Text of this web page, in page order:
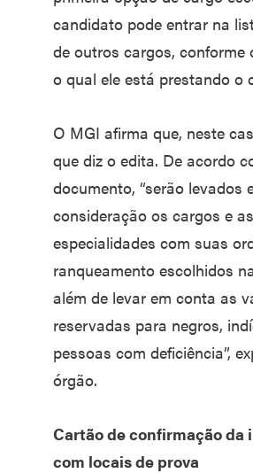
candidato pode entrar na
de outros cargos, conforme
o qual ele está prestando o
O MGI afirma que, neste
que diz o edita. De acordo
documento, “serão levados
consideração os cargos e as
especialidades com suas
ranqueamento escolhidos
além de levar em conta as
reservadas para negros,
pessoas com deficiência”,
órgão.
Cartão de confirmação da
com locais de prova